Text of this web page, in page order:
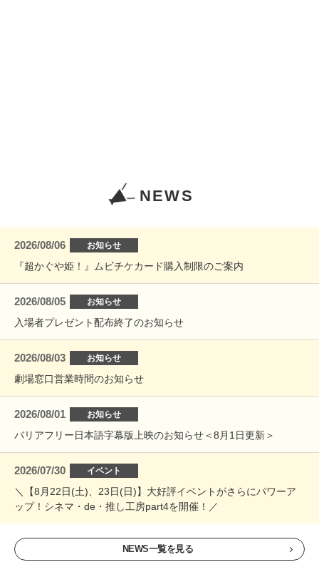
NEWS
2026/08/06 お知らせ
『超かぐや姫！』ムビチケカード購入制限のご案内
2026/08/05 お知らせ
入場者プレゼント配布終了のお知らせ
2026/08/03 お知らせ
劇場窓口営業時間のお知らせ
2026/08/01 お知らせ
バリアフリー日本語字幕版上映のお知らせ＜8月1日更新＞
2026/07/30 イベント
＼【8月22日(土)、23日(日)】大好評イベントがさらにパワーア
ップ！シネマ・de・推し工房part4を開催！／
NEWS一覧を見る